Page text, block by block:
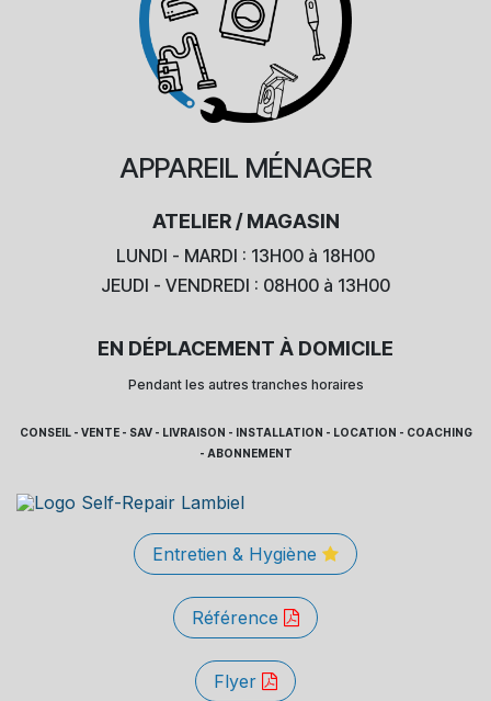
APPAREIL MÉNAGER
ATELIER / MAGASIN
LUNDI - MARDI : 13H00 à 18H00
JEUDI - VENDREDI : 08H00 à 13H00
EN DÉPLACEMENT À DOMICILE
Pendant les autres tranches horaires
CONSEIL - VENTE - SAV - LIVRAISON - INSTALLATION - LOCATION - COACHING
- ABONNEMENT
Entretien & Hygiène
Référence
Flyer